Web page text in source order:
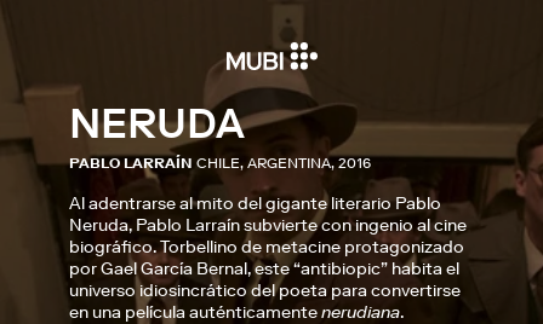
NERUDA
PABLO LARRAÍN CHILE, ARGENTINA, 2016
Al adentrarse al mito del gigante literario Pablo
Neruda, Pablo Larraín subvierte con ingenio al cine
biográfico. Torbellino de metacine protagonizado
por Gael García Bernal, este “antibiopic” habita el
universo idiosincrático del poeta para convertirse
en una película auténticamentenerudiana.